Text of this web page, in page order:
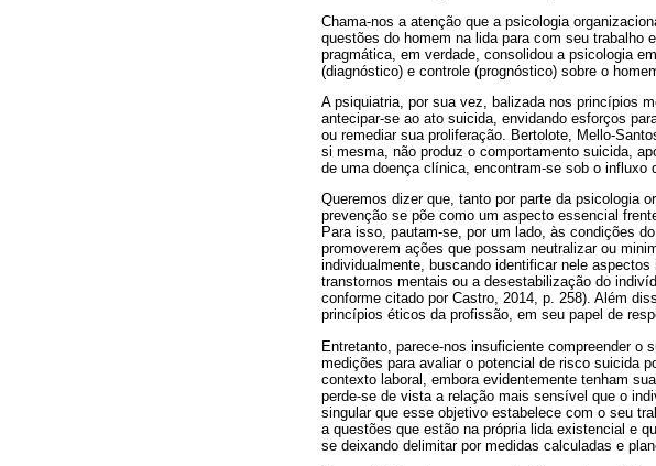
Chama-nos a atenção que a psicologia
questões do homem na lida para com seu
pragmática, em verdade, consolidou a psicologia
(diagnóstico) e controle (prognóstico) sobre o
A psiquiatria, por sua vez, balizada nos princípios
antecipar-se ao ato suicida, envidando esforços
ou remediar sua proliferação. Bertolote, Mello-
si mesma, não produz o comportamento suicida,
de uma doença clínica, encontram-se sob o influxo
Queremos dizer que, tanto por parte da psicologia
prevenção se põe como um aspecto essencial
Para isso, pautam-se, por um lado, às condições
promoverem ações que possam neutralizar ou
individualmente, buscando identificar nele
transtornos mentais ou a desestabilização do
conforme citado por Castro, 2014, p. 258). Além
princípios éticos da profissão, em seu papel de
Entretanto, parece-nos insuficiente compreender o
medições para avaliar o potencial de risco suicida
contexto laboral, embora evidentemente tenham
perde-se de vista a relação mais sensível que o
singular que esse objetivo estabelece com o seu
a questões que estão na própria lida existencial e
se deixando delimitar por medidas calculadas e